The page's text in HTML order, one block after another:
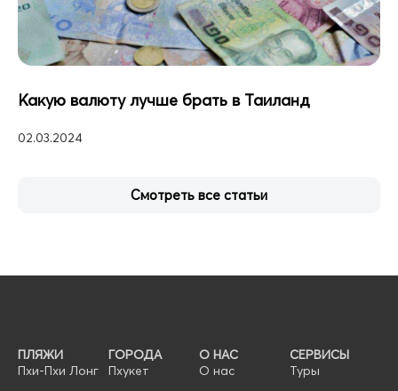
Какую валюту лучше брать в Таиланд
02.03.2024
Смотреть все статьи
ПЛЯЖИ
Пхи-Пхи Лонг
ГОРОДА
Пхукет
О НАС
О нас
СЕРВИСЫ
Туры